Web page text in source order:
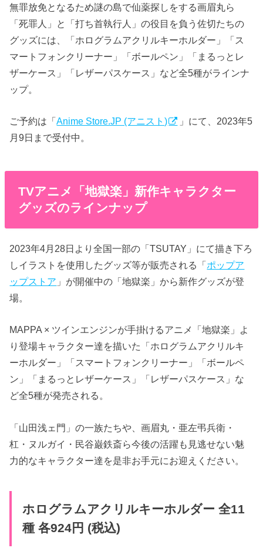
無罪放免となるため謎の島で仙薬探しをする画眉丸ら
「死罪人」と「打ち首執行人」の役目を負う佐切たちの
グッズには、「ホログラムアクリルキーホルダー」「ス
マートフォンクリーナー」「ボールペン」「まるっとレ
ザーケース」「レザーパスケース」など全5種がラインナ
ップ。
ご予約は「Anime Store.JP (アニスト)
」にて、2023年5
月9日まで受付中。
TVアニメ「地獄楽」新作キャラクター
グッズのラインナップ
2023年4月28日より全国一部の「TSUTAY」にて描き下ろ
しイラストを使用したグッズ等が販売される「ポップア
ップストア 」が開催中の「地獄楽」から新作グッズが登
場。
MAPPA × ツインエンジンが手掛けるアニメ「地獄楽」よ
り登場キャラクター達を描いた「ホログラムアクリルキ
ーホルダー」「スマートフォンクリーナー」「ボールペ
ン」「まるっとレザーケース」「レザーパスケース」な
ど全5種が発売される。
「山田浅ェ門」の一族たちや、画眉丸・亜左弔兵衛・
杠・ヌルガイ・民谷巌鉄斎ら今後の活躍も見逃せない魅
力的なキャラクター達を是非お手元にお迎えください。
ホログラムアクリルキーホルダー 全11
種 各924円 (税込)